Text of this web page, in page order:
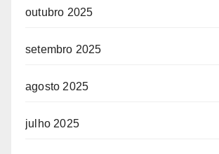
outubro 2025
setembro 2025
agosto 2025
julho 2025